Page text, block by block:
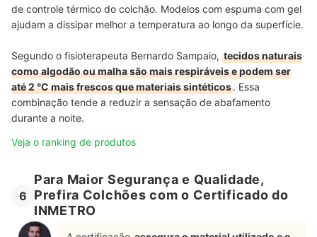
de controle térmico do colchão. Modelos com espuma com gel
ajudam a dissipar melhor a temperatura ao longo da superfície.
Segundo o fisioterapeuta Bernardo Sampaio, tecidos naturais
como algodão ou malha são mais respiráveis e podem ser
até 2 °C mais frescos que materiais sintéticos. Essa
combinação tende a reduzir a sensação de abafamento
durante a noite.
Veja o ranking de produtos
6
Para Maior Segurança e Qualidade,
Prefira Colchões com o Certificado do
INMETRO